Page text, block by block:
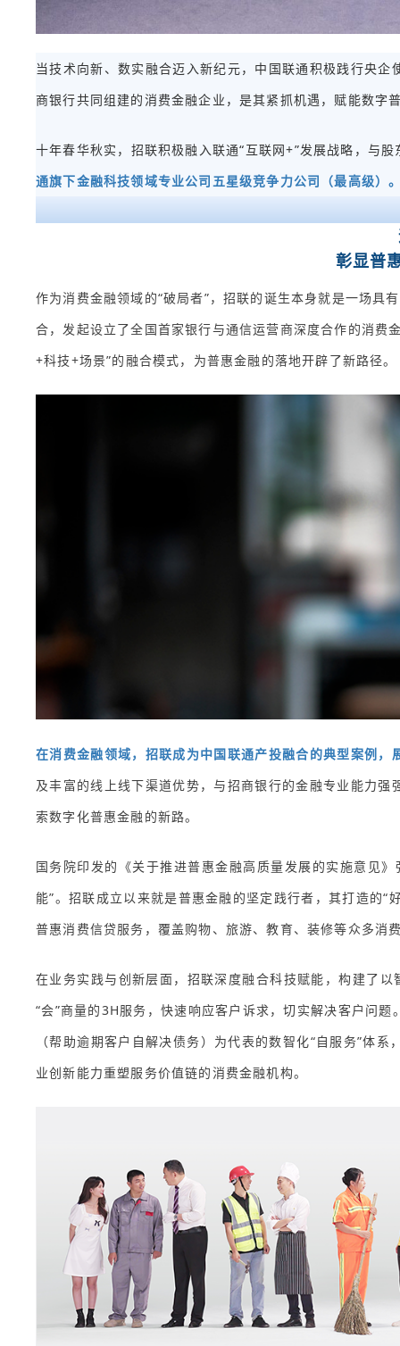
当技术向新、数实融合迈入新纪元，中国联通积极践行央
商银行共同组建的消费金融企业，是其紧抓机遇，赋能数字
十年春华秋实，招联积极融入联通“互联网+”发展战略，与
通旗下金融科技领域专业公司五星级竞争力公司（最高级）
彰显普
作为消费金融领域的“破局者”，招联的诞生本身就是一场
合，发起设立了全国首家银行与通信运营商深度合作的消费
+科技+场景”的融合模式，为普惠金融的落地开辟了新路径。
在消费金融领域，招联成为中国联通产投融合的典型案例，
及丰富的线上线下渠道优势，与招商银行的金融专业能力
索数字化普惠金融的新路。
国务院印发的《关于推进普惠金融高质量发展的实施意见
能”。招联成立以来就是普惠金融的坚定践行者，其打造的
普惠消费信贷服务，覆盖购物、旅游、教育、装修等众多消
在业务实践与创新层面，招联深度融合科技赋能，构建了
“会”商量的3H服务，快速响应客户诉求，切实解决客户问
（帮助逾期客户自解决债务）为代表的数智化“自服务”体
业创新能力重塑服务价值链的消费金融机构。